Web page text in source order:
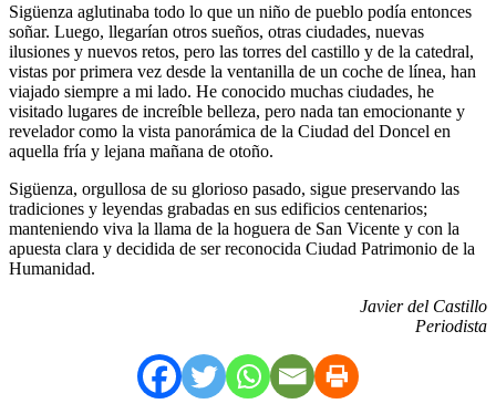
Sigüenza aglutinaba todo lo que un niño de pueblo podía entonces
soñar. Luego, llegarían otros sueños, otras ciudades, nuevas
ilusiones y nuevos retos, pero las torres del castillo y de la catedral,
vistas por primera vez desde la ventanilla de un coche de línea, han
viajado siempre a mi lado. He conocido muchas ciudades, he
visitado lugares de increíble belleza, pero nada tan emocionante y
revelador como la vista panorámica de la Ciudad del Doncel en
aquella fría y lejana mañana de otoño.
Sigüenza, orgullosa de su glorioso pasado, sigue preservando las
tradiciones y leyendas grabadas en sus edificios centenarios;
manteniendo viva la llama de la hoguera de San Vicente y con la
apuesta clara y decidida de ser reconocida Ciudad Patrimonio de la
Humanidad.
Javier del Castillo
Periodista